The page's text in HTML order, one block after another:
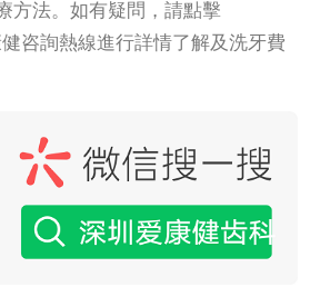
方法。如有疑問，請點擊
咨詢熱線進行詳情了解及洗牙費